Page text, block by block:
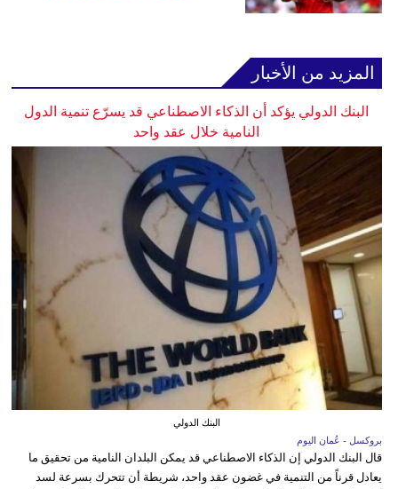
المزيد من الأخبار
البنك الدولي يؤكد أن الذكاء الاصطناعي قد يسرّع تنمية الدول
النامية خلال عقد واحد
البنك الدولي
بروكسل - عُمان اليوم
قال البنك الدولي إن الذكاء الاصطناعي قد يمكن البلدان النامية من تحقيق ما
يعادل قرناً من التنمية في غضون عقد واحد، شريطة أن تتحرك بسرعة لسد